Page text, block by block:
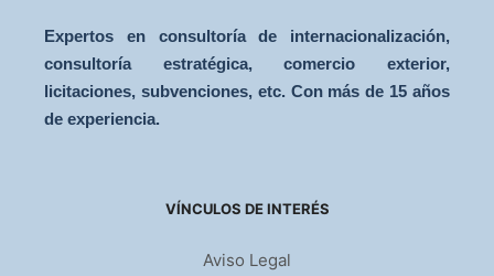
Expertos en consultoría de internacionalización,
consultoría estratégica, comercio exterior,
licitaciones, subvenciones, etc. Con más de 15 años
de experiencia.
VÍNCULOS DE INTERÉS
Aviso Legal